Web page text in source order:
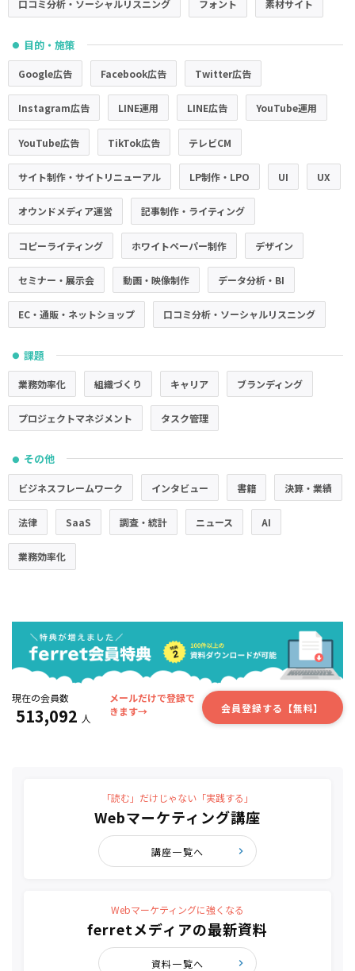
口コミ分析・ソーシャルリスニング フォント 素材サイト
● 目的・施策
Google広告 Facebook広告 Twitter広告
Instagram広告 LINE運用 LINE広告 YouTube運用
YouTube広告 TikTok広告 テレビCM
サイト制作・サイトリニューアル LP制作・LPO UI UX
オウンドメディア運営 記事制作・ライティング
コピーライティング ホワイトペーパー制作 デザイン
セミナー・展示会 動画・映像制作 データ分析・BI
EC・通販・ネットショップ 口コミ分析・ソーシャルリスニング
● 課題
業務効率化 組織づくり キャリア ブランディング
プロジェクトマネジメント タスク管理
● その他
ビジネスフレームワーク インタビュー 書籍 決算・業績
法律 SaaS 調査・統計 ニュース AI
業務効率化
現在の会員数
513,092 人
メールだけで登録で
きます→
会員登録する【無料】
「読む」だけじゃない「実践する」
Webマーケティング講座
講座一覧へ
Webマーケティングに強くなる
ferretメディアの最新資料
資料一覧へ